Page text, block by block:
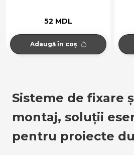
52 MDL
Adaugă în coș
Sisteme de fixare
montaj, soluții
pentru proiecte